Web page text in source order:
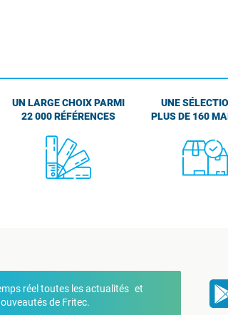
UN LARGE CHOIX PARMI
22 000 RÉFÉRENCES
UNE
PLUS DE 160
réel toutes les actualités et
de Fritec.